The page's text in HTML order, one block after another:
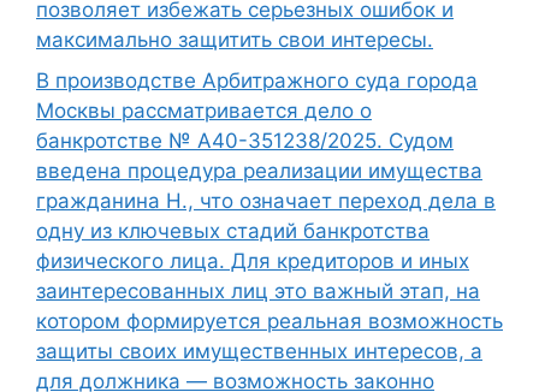
позволяет избежать серьезных ошибок и
максимально защитить свои интересы.
В производстве Арбитражного суда города
Москвы рассматривается дело о
банкротстве № А40-351238/2025. Судом
введена процедура реализации имущества
гражданина Н., что означает переход дела в
одну из ключевых стадий банкротства
физического лица. Для кредиторов и иных
заинтересованных лиц это важный этап, на
котором формируется реальная возможность
защиты своих имущественных интересов, а
для должника — возможность законно